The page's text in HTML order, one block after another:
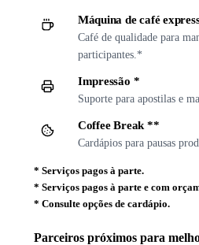
Máquina de café
Café de qualidade para
participantes.*
Impressão *
Suporte para apostilas e
Coffee Break **
Cardápios para pausas
*Serviços pagos à parte.
*Serviços pagos à parte e com
*Consulte opções de cardápio.
Parceiros próximos para